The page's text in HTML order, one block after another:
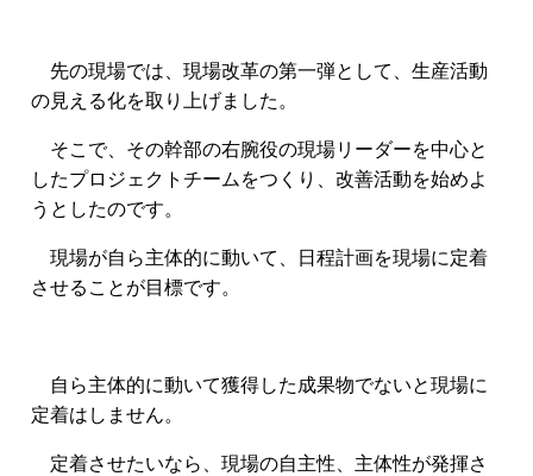
先の現場では、現場改革の第一弾として、生産活動
の見える化を取り上げました。
そこで、その幹部の右腕役の現場リーダーを中心と
したプロジェクトチームをつくり、改善活動を始めよ
うとしたのです。
現場が自ら主体的に動いて、日程計画を現場に定着
させることが目標です。
自ら主体的に動いて獲得した成果物でないと現場に
定着はしません。
定着させたいなら、現場の自主性、主体性が発揮さ